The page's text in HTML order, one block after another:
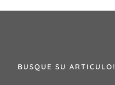
BUSQUE SU ARTICULO!